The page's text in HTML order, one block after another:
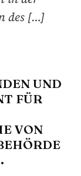
des […]
UND
FÜR
VON